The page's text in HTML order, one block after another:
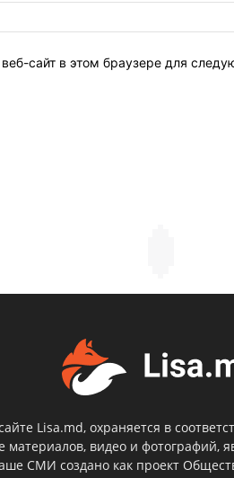
сайт в этом браузере для
Lisa.md, охраняется в
материалов, видео и фотографий,
СМИ создано как проект